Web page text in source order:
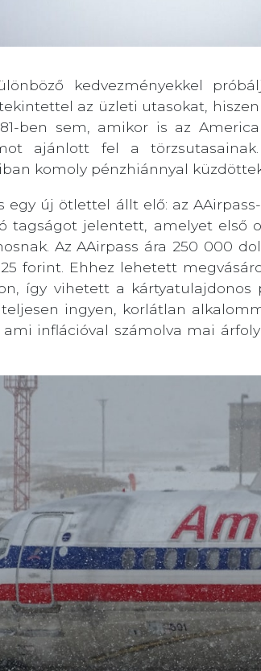
kedvezményekkel
az üzleti utasokat,
ben sem, amikor is az
ajánlott fel a
komoly pénzhiánnyal
egy új ötlettel állt elő: az
tagságot jelentett, amelyet első
Az AAirpass ára 250 000
forint. Ehhez lehetett
így vihetett a kártyatulajdonos
ingyen, korlátlan
inflációval számolva mai